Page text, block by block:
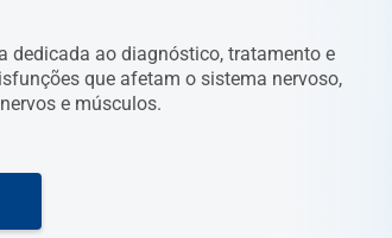
dedicada ao diagnóstico, tratamento e
que afetam o sistema nervoso,
e músculos.